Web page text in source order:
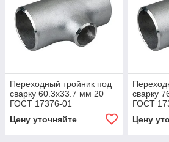
Переходный тройник под
сварку 60.3x33.7 мм 20
ГОСТ 17376-01
Цену уточняйте
сварку
ГОСТ
Цену